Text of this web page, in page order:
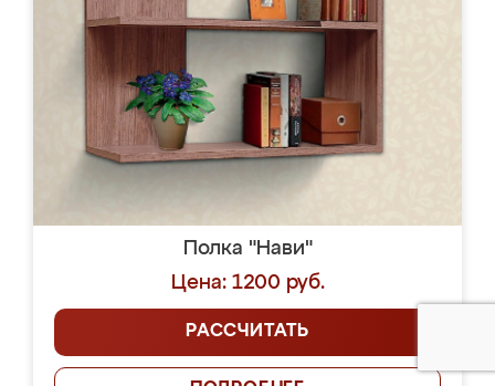
Полка "Нави"
Цена: 1200 руб.
РАССЧИТАТЬ